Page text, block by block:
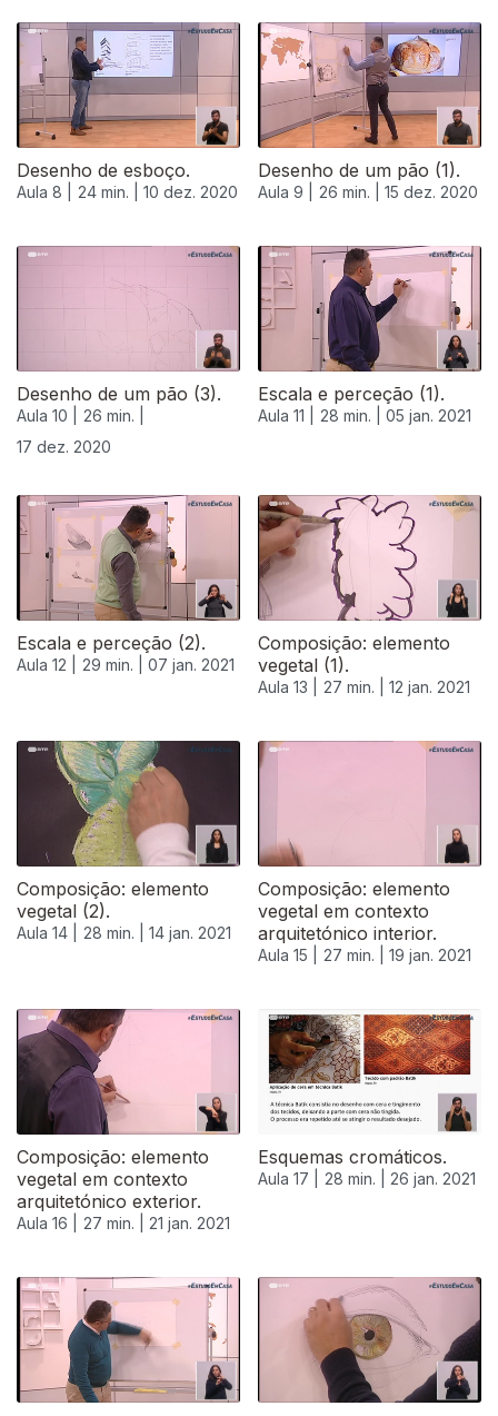
Desenho de esboço.
Aula 8 | 24 min. | 10 dez. 2020
Desenho de um pão (1).
Aula 9 | 26 min. | 15 dez. 2020
Desenho de um pão (3).
Aula 10 |
26 min. |
17 dez. 2020
Escala e perceção (1).
Aula 11 | 28 min. | 05 jan. 2021
515475
Escala e perceção (2).
Aula 12 | 29 min. | 07 jan. 2021
Composição: elemento
vegetal (1).
Aula 13 | 27 min. | 12 jan. 2021
Composição: elemento
vegetal (2).
Aula 14 | 28 min. | 14 jan. 2021
Composição: elemento
vegetal em contexto
arquitetónico interior.
Aula 15 | 27 min. | 19 jan. 2021
Composição: elemento
vegetal em contexto
arquitetónico exterior.
Aula 16 | 27 min. | 21 jan. 2021
Esquemas cromáticos.
Aula 17 | 28 min. | 26 jan. 2021